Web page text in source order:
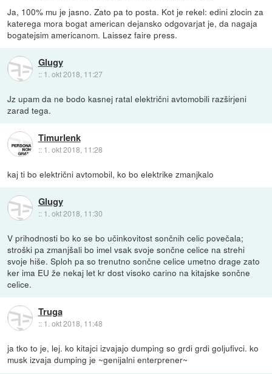
Ja, 100% mu je jasno. Zato pa to posta. Kot je rekel: edini zlocin za
katerega mora bogat american dejansko odgovarjat je, da nagaja
bogatejsim americanom. Laissez faire press.
Glugy
:: 1. okt 2018, 11:27
Jz upam da ne bodo kasnej ratal električni avtomobili razširjeni
zarad tega.
Timurlenk
:: 1. okt 2018, 11:28
kaj ti bo električni avtomobil, ko bo elektrike zmanjkalo
Glugy
:: 1. okt 2018, 11:30
V prihodnosti bo ko se bo učinkovitost sončnih celic povečala;
stroški pa zmanjšali bo imel vsak svoje sončne celice na strehi
svoje hiše. Sploh pa so trenutno sončne celice umetno drage zato
ker ima EU že nekaj let kr dost visoko carino na kitajske sončne
celice.
Truga
:: 1. okt 2018, 11:48
ja tko to je, lej. ko kitajci izvajajo dumping so grdi grdi goljufivci. ko
musk izvaja dumping je ~genijalni enterprener~